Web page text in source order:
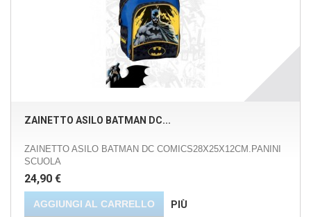
ZAINETTO ASILO BATMAN DC...
ZAINETTO ASILO BATMAN DC COMICS28X25X12CM.PANINI
SCUOLA
24,90 €
AGGIUNGI AL CARRELLO PIÙ